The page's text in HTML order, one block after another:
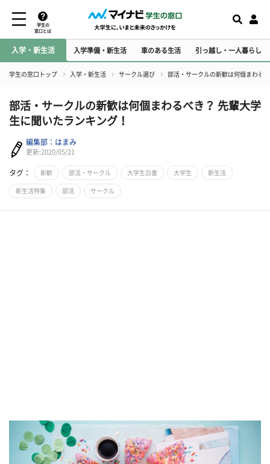
学生の
窓口とは
入学・新生活 入学準備・新生活 車のある生活 引っ越し・一人暮らし
学生の窓口トップ 入学・新生活 サークル選び 部活・サークルの新歓は何個まわる
部活・サークルの新歓は何個まわるべき？ 先輩大学
生に聞いたランキング！
編集部：はまみ
更新:2020/05/21
タグ： 新歓 部活・サークル 大学生白書 大学生 新生活
新生活特集 部活 サークル